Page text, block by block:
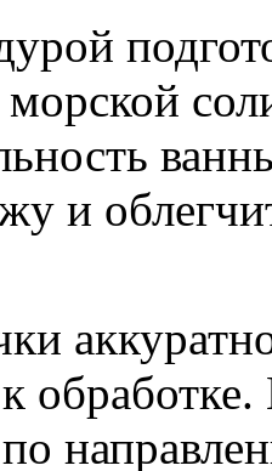
и